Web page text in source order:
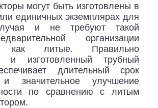
могут быть изготовлены в
единичных экземплярах для
и не требуют такой
организации
как литые. Правильно
и изготовленный трубный
длительный срок
и значительное улучшение
по сравнению с литым